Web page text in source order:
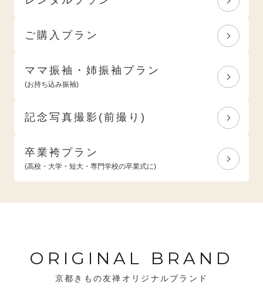
ご購入プラン
ママ振袖・姉振袖プラン
(お持ち込み振袖)
記念写真撮影(前撮り)
卒業袴プラン
(高校・大学・短大・専門学校の卒業式に)
ORIGINAL BRAND
京都きもの友禅オリジナルブランド